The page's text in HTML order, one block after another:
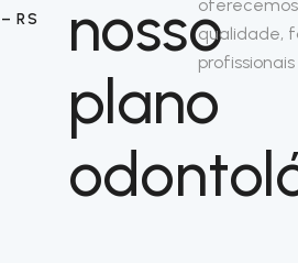
– RS
nosso
plano
qualidade,